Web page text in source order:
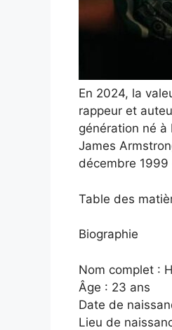
En 2024, la
rappeur et
génération né à
James
décembre
Table des
Biographie
Nom complet :
Âge : 23 ans
Date de
Lieu de